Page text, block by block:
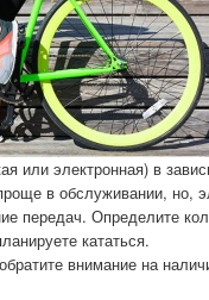
или электронная) в
в обслуживании, но,
передач. Определите
кататься.
внимание на